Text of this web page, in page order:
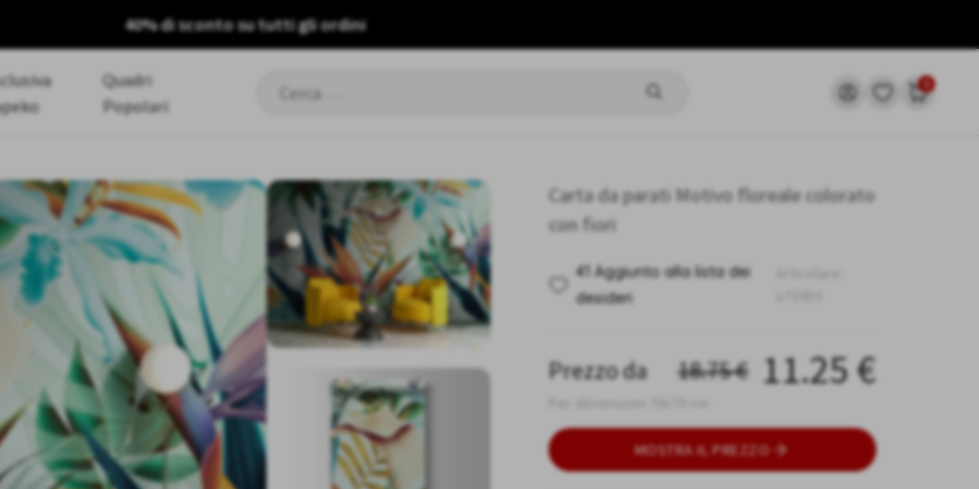
40% di sconto su tutti gli ordini
Quadri
Popolari
0
Carta da parati Motivo floreale colorato
con fiori
41 Aggiunto alla lista dei
desideri
Prezzo da 18.75€ 11.25€
MOSTRA IL PREZZO